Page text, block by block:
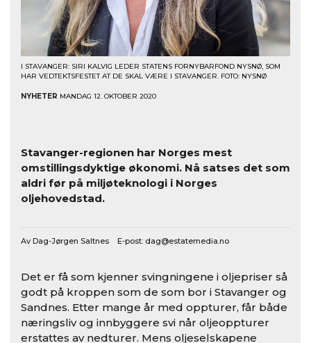
I STAVANGER: SIRI KALVIG LEDER STATENS FORNYBARFOND NYSNØ, SOM
HAR VEDTEKTSFESTET AT DE SKAL VÆRE I STAVANGER. FOTO: NYSNØ
NYHETER MANDAG 12. OKTOBER 2020
Stavanger-regionen har Norges mest
omstillingsdyktige økonomi. Nå satses det som
aldri før på miljøteknologi i Norges
oljehovedstad.
Av Dag-Jørgen Saltnes E-post: dag@estatemedia.no
Det er få som kjenner svingningene i oljepriser så
godt på kroppen som de som bor i Stavanger og
Sandnes. Etter mange år med oppturer, får både
næringsliv og innbyggere svi når oljeoppturer
erstattes av nedturer. Mens oljeselskapene